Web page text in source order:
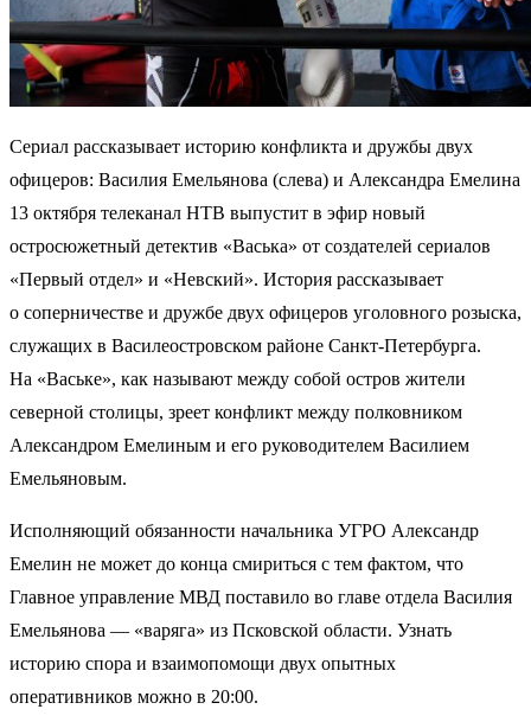
Сериал рассказывает историю конфликта и дружбы двух
офицеров: Василия Емельянова (слева) и Александра Емелина
13 октября телеканал НТВ выпустит в эфир новый
остросюжетный детектив «Васька» от создателей сериалов
«Первый отдел» и «Невский». История рассказывает
о соперничестве и дружбе двух офицеров уголовного розыска,
служащих в Василеостровском районе Санкт-Петербурга.
На «Ваське», как называют между собой остров жители
северной столицы, зреет конфликт между полковником
Александром Емелиным и его руководителем Василием
Емельяновым.
Исполняющий обязанности начальника УГРО Александр
Емелин не может до конца смириться с тем фактом, что
Главное управление МВД поставило во главе отдела Василия
Емельянова — «варяга» из Псковской области. Узнать
историю спора и взаимопомощи двух опытных
оперативников можно в 20:00.